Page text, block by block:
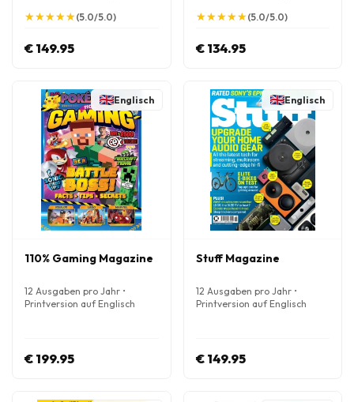
★
★★
★★
★★
★★
★(5.0/5.0)
€ 149.95
★
★★
★★
★★
★★
★(5.0/5.0)
€ 134.95
Englisch
110% Gaming Magazine
12 Ausgaben pro Jahr •
Printversion auf Englisch
€ 199.95
Englisch
Stuff Magazine
12 Ausgaben pro Jahr •
Printversion auf Englisch
€ 149.95